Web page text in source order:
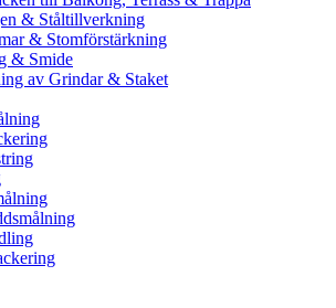
& Ståltillverkning
& Stomförstärkning
& Smide
av Grindar & Staket